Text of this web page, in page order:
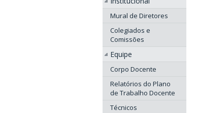
Mural de Diretores
Colegiados e
Comissões
Equipe
Corpo Docente
Relatórios do Plano
de Trabalho Docente
Técnicos